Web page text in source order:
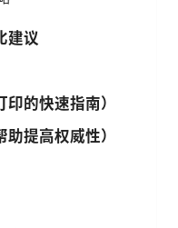
建议
的快速指南）
提高权威性）